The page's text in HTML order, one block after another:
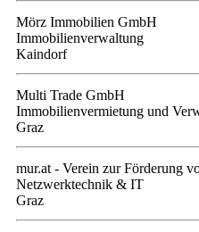
Mörz Immobilien GmbH
Immobilienverwaltung
Kaindorf
Multi Trade GmbH
Immobilienvermietung und
Graz
mur.at - Verein zur Förderung
Netzwerktechnik & IT
Graz